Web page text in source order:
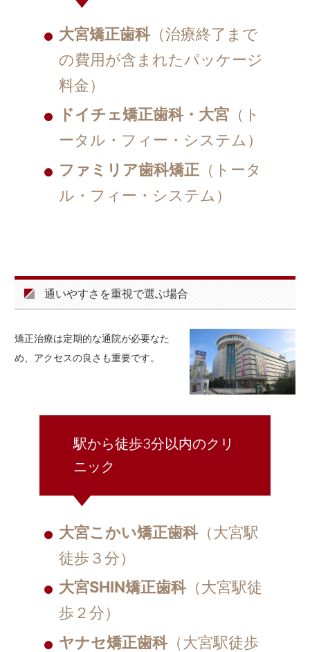
大宮矯正歯科（治療終了まで
の費用が含まれたパッケージ
料金）
ドイチェ矯正歯科・大宮 （ト
ータル・フィー・システム）
ファミリア歯科矯正 （トータ
ル・フィー・システム）
通いやすさを重視で選ぶ場合
矯正治療は定期的な通院が必要なた
め、アクセスの良さも重要です。
駅から徒歩3分以内のクリ
ニック
大宮こかい矯正歯科（大宮駅
徒歩３分）
大宮SHIN矯正歯科（大宮駅徒
歩２分）
ヤナセ矯正歯科（大宮駅徒歩